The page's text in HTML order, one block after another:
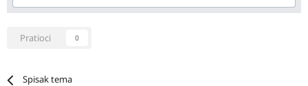
Pratioci 0
Spisak tema